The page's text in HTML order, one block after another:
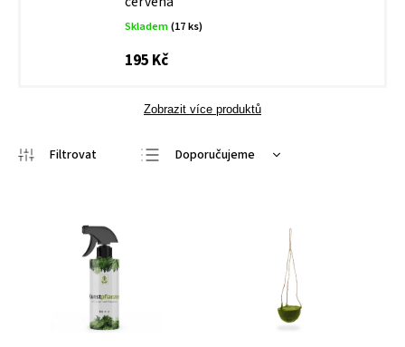
Skladem(17 ks)
195 Kč
Zobrazit více produktů
Doporučujeme